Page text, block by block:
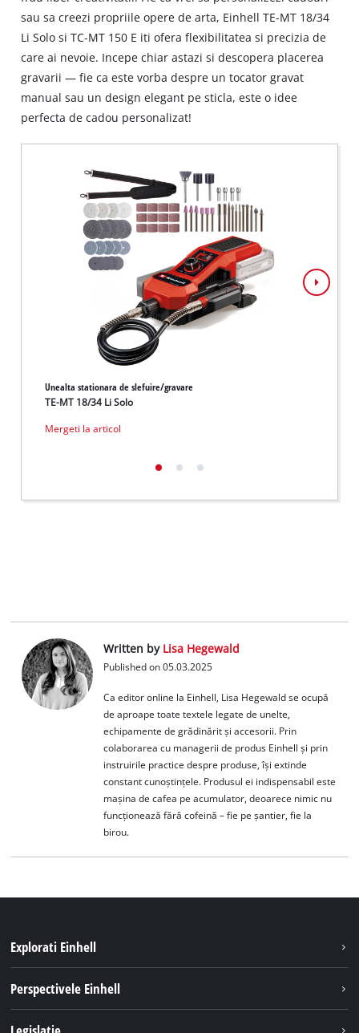
sau sa creezi propriile opere de arta, Einhell TE-MT 18/34
Li Solo si TC-MT 150 E iti ofera flexibilitatea si precizia de
care ai nevoie. Incepe chiar astazi si descopera placerea
gravarii — fie ca este vorba despre un tocator gravat
manual sau un design elegant pe sticla, este o idee
perfecta de cadou personalizat!
Unealta stationara de slefuire/gravare
TE-MT 18/34 Li Solo
Mergeti la articol
Written by Lisa Hegewald
Published on 05.03.2025
Ca editor online la Einhell, Lisa Hegewald se ocupă
de aproape toate textele legate de unelte,
echipamente de grădinărit și accesorii. Prin
colaborarea cu managerii de produs Einhell și prin
instruirile practice despre produse, își extinde
constant cunoștințele. Produsul ei indispensabil este
mașina de cafea pe acumulator, deoarece nimic nu
funcționează fără cofeină – fie pe șantier, fie la
birou.
Explorati Einhell
Perspectivele Einhell